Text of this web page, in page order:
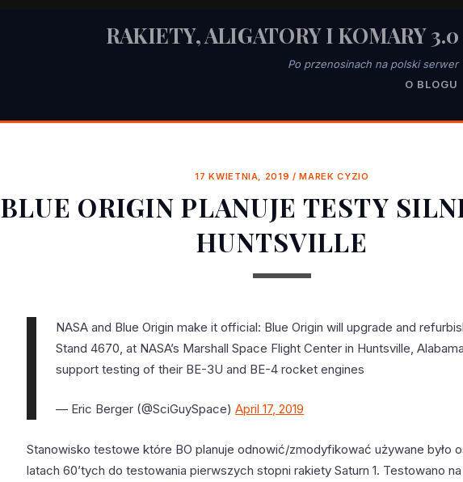
RAKIETY, ALIGATORY I KOMARY 3.0
Po przenosinach na polski serwer
O BLOGU
17 KWIETNIA, 2019 /MAREK CYZIO
BLUE ORIGIN PLANUJE TESTY
HUNTSVILLE
NASA and Blue Origin make it official: Blue Origin will upgrade and
Stand 4670, at NASA’s Marshall Space Flight Center in Huntsville,
support testing of their BE-3U and BE-4 rocket engines
— Eric Berger (@SciGuySpace)April 17, 2019
Stanowisko testowe które BO planuje odnowić/zmodyfikować używane było
latach 60’tych do testowania pierwszych stopni rakiety Saturn 1. Testowano na